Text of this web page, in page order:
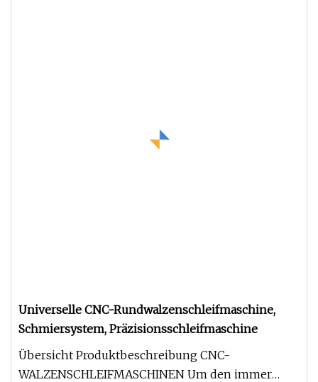
Universelle CNC-Rundwalzenschleifmaschine,
Schmiersystem, Präzisionsschleifmaschine
Übersicht Produktbeschreibung CNC-
WALZENSCHLEIFMASCHINEN Um den immer